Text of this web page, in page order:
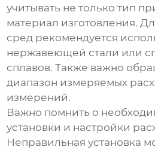
учитывать не только тип
материал изготовления.
сред рекомендуется
нержавеющей стали или
сплавов. Также важно
диапазон измеряемых
измерений.
Важно помнить о
установки и настройки
Неправильная установка